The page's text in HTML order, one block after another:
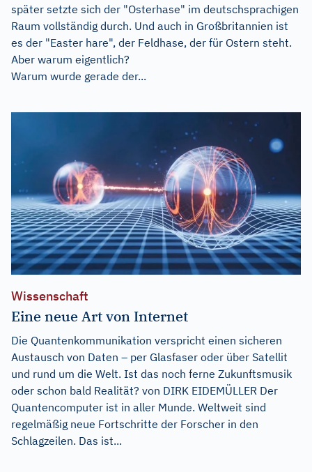
später setzte sich der "Osterhase" im deutschsprachigen
Raum vollständig durch. Und auch in Großbritannien ist
es der "Easter hare", der Feldhase, der für Ostern steht.
Aber warum eigentlich?
Warum wurde gerade der...
Wissenschaft
Eine neue Art von Internet
Die Quantenkommunikation verspricht einen sicheren
Austausch von Daten – per Glasfaser oder über Satellit
und rund um die Welt. Ist das noch ferne Zukunftsmusik
oder schon bald Realität? von DIRK EIDEMÜLLER Der
Quantencomputer ist in aller Munde. Weltweit sind
regelmäßig neue Fortschritte der Forscher in den
Schlagzeilen. Das ist...